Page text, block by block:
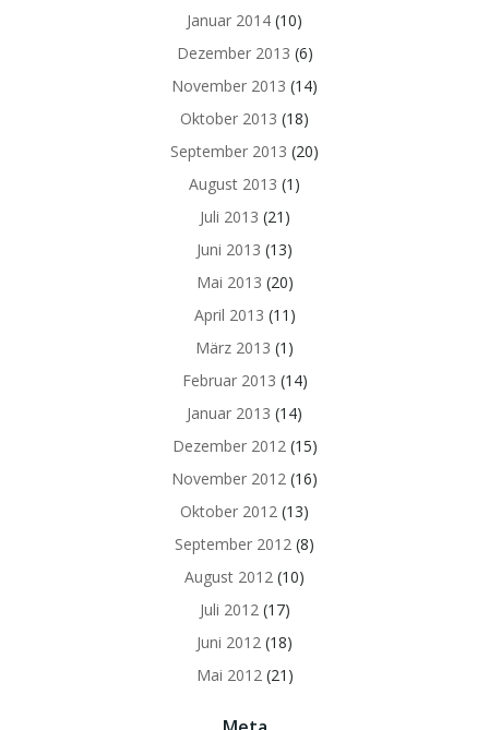
Januar 2014 (10)
Dezember 2013 (6)
November 2013 (14)
Oktober 2013 (18)
September 2013 (20)
August 2013 (1)
Juli 2013 (21)
Juni 2013 (13)
Mai 2013 (20)
April 2013 (11)
März 2013 (1)
Februar 2013 (14)
Januar 2013 (14)
Dezember 2012(15)
November 2012 (16)
Oktober 2012 (13)
September 2012 (8)
August 2012 (10)
Juli 2012(17)
Juni 2012 (18)
Mai 2012(21)